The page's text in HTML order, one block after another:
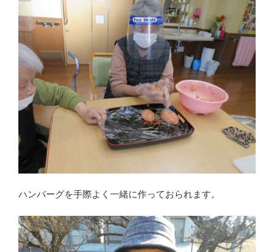
ハンバーグを手際よく一緒に作っておられます。